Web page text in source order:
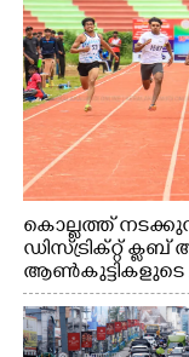
കൊല്ലത്ത്
ഡിസ്ട്രിക്റ്റ് ക്ലബ്
ആൺകുട്ടികളുടെ
മത്സരത്തിനിടെ
നായകൾ.